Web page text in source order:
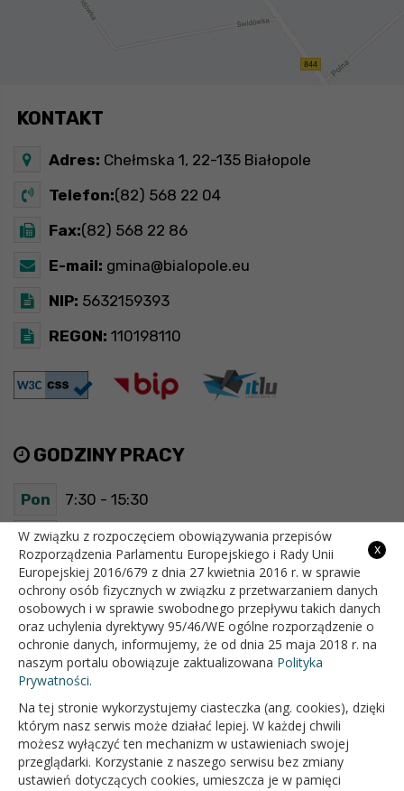
KONTAKT
Adres: Chełmska 1, 22-135 Białopole
Telefon:(82) 568 22 04
Fax:(82) 568 22 86
E-mail: gmina@bialopole.eu
NIP: 5632159393
REGON: 110198110
GODZINY PRACY
Pon 7:30 - 15:30
Wt 7:30 - 15:30
Śr 7:30 - 15:30
Czw 7:30 - 15:30
Pt 7:30 - 15:30
OFICJALNY SERWIS INTERNETOWY GMINY BIAŁOPOLE
x
W związku z rozpoczęciem obowiązywania przepisów
Rozporządzenia Parlamentu Europejskiego i Rady Unii
Europejskiej 2016/679 z dnia 27 kwietnia 2016 r. w sprawie
ochrony osób fizycznych w związku z przetwarzaniem danych
osobowych i w sprawie swobodnego przepływu takich danych
oraz uchylenia dyrektywy 95/46/WE ogólne rozporządzenie o
ochronie danych, informujemy, że od dnia 25 maja 2018 r. na
naszym portalu obowiązuje zaktualizowana Polityka
Prywatności.
Na tej stronie wykorzystujemy ciasteczka (ang. cookies), dzięki
którym nasz serwis może działać lepiej. W każdej chwili
możesz wyłączyć ten mechanizm w ustawieniach swojej
przeglądarki. Korzystanie z naszego serwisu bez zmiany
ustawień dotyczących cookies, umieszcza je w pamięci